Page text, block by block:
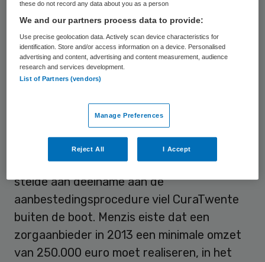
gesteld aan zorgaanbieders om te mogen
meedoen. De rechter oordeelde dat de
eisen van het zorgkantoor disproportioneel
zijn en stelde gehandicaptenzorgaanbieder
CuraTwente uit Enschede op alle punten in
Aanbestedingsprocedure
Door de voorwaarden die het zorgkantoor
stelde aan deelname aan de
aanbestedingsprocedure viel CuraTwente
buiten de boot. Menzis eiste dat een
zorgaanbieder in 2013 een minimale omzet
van 250.000 euro moet realiseren, in het
these do not record any data about you as a person
We and our partners process data to provide:
Use precise geolocation data. Actively scan device characteristics for
identification. Store and/or access information on a device. Personalised
advertising and content, advertising and content measurement, audience
research and services development.
List of Partners (vendors)
Manage Preferences
Reject All I Accept